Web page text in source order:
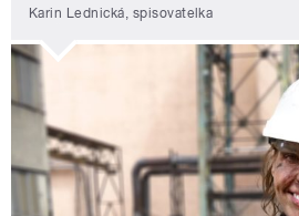
Karin Lednická, spisovatelka